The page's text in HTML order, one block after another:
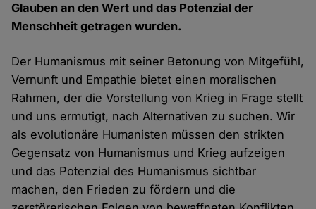
Glauben an den Wert und das Potenzial der
Menschheit getragen wurden.
Der Humanismus mit seiner Betonung von Mitgefühl,
Vernunft und Empathie bietet einen moralischen
Rahmen, der die Vorstellung von Krieg in Frage stellt
und uns ermutigt, nach Alternativen zu suchen. Wir
als evolutionäre Humanisten müssen den strikten
Gegensatz von Humanismus und Krieg aufzeigen
und das Potenzial des Humanismus sichtbar
machen, den Frieden zu fördern und die